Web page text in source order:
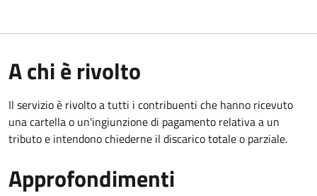
A chi è rivolto
Il servizio è rivolto a tutti i contribuenti che hanno ricevuto
una cartella o un'ingiunzione di pagamento relativa a un
tributo e intendono chiederne il discarico totale o parziale.
Approfondimenti